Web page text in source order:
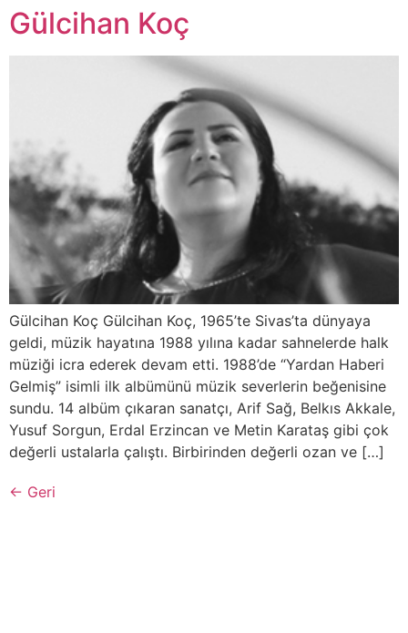
Gülcihan Koç
Gülcihan Koç Gülcihan Koç, 1965’te Sivas’ta dünyaya
geldi, müzik hayatına 1988 yılına kadar sahnelerde halk
müziği icra ederek devam etti. 1988’de “Yardan Haberi
Gelmiş” isimli ilk albümünü müzik severlerin beğenisine
sundu. 14 albüm çıkaran sanatçı, Arif Sağ, Belkıs Akkale,
Yusuf Sorgun, Erdal Erzincan ve Metin Karataş gibi çok
değerli ustalarla çalıştı. Birbirinden değerli ozan ve […]
← Geri